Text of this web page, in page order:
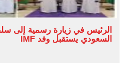
الرئيس في زيارة رسمية إلى
السعودي يستقبل وفد IMF